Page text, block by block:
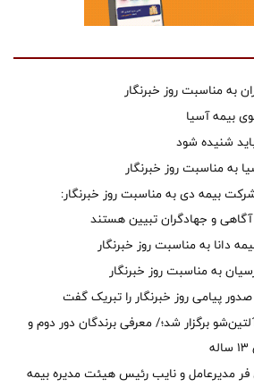
به مناسبت روز خبرنگار
شنیده شود
به مناسبت روز خبرنگار
بیمه دی به مناسبت روز خبرنگار:
آگاهی و جهادگران تبیین هستند
دانا به مناسبت روز خبرنگار
به مناسبت روز خبرنگار
پیامی روز خبرنگار را تبریک گفت
برگزار شد؛/ معرفی برندگان دور دوم و
فر مدیرعامل و نایب رئیس هیئت مدیره بیمه